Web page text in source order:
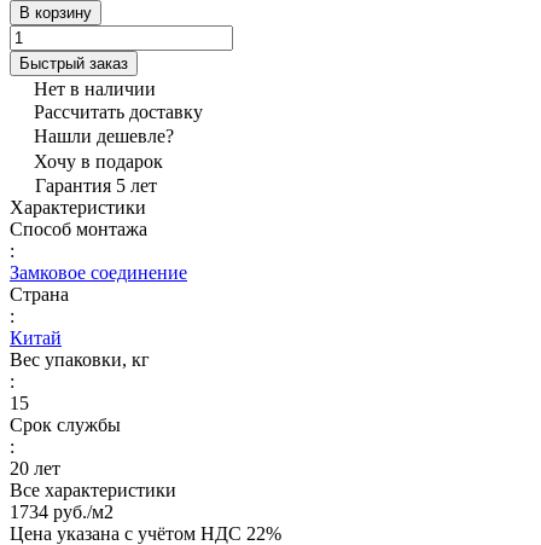
В корзину
Быстрый заказ
Нет в наличии
Рассчитать доставку
Нашли дешевле?
Хочу в подарок
Гарантия 5 лет
Характеристики
Способ монтажа
:
Замковое соединение
Страна
:
Китай
Вес упаковки, кг
:
15
Срок службы
:
20 лет
Все характеристики
1734 руб./м2
Цена указана с учётом НДС 22%